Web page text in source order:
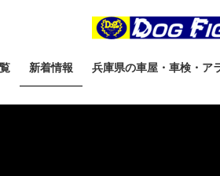
新着情報 兵庫県の車屋・車検・